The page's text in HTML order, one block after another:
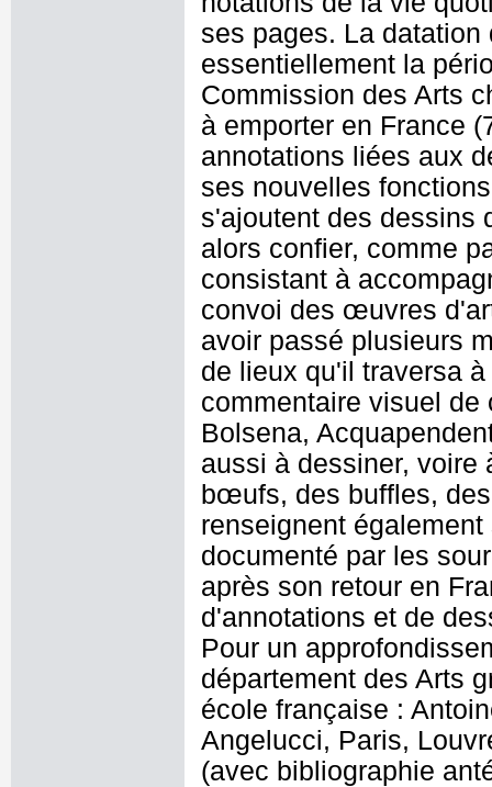
ses pages. La
essentiellement la
Commission des Arts
à emporter en France
annotations liées aux
ses nouvelles
s'ajoutent des dessins
alors confier, comme
consistant à
convoi des œuvres
avoir passé plusieurs
de lieux qu'il traversa
commentaire visuel de
Bolsena,
aussi à dessiner, voire
bœufs, des buffles,
renseignent
documenté par les
après son retour en
d'annotations et de
Pour un
département des Arts
école française :
Angelucci, Paris,
(avec bibliographie